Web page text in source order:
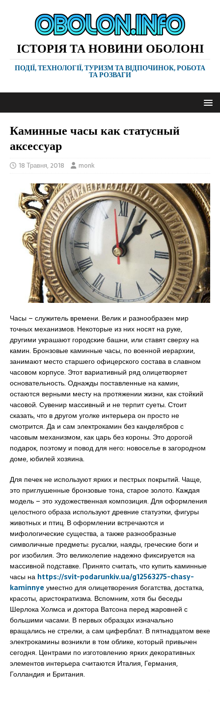
ІСТОРІЯ ТА НОВИНИ ОБОЛОНІ
ПОДІЇ, ТЕХНОЛОГІЇ, ТУРИЗМ ТА ВІДПОЧИНОК, РОБОТА
ТА РОЗВАГИ
Каминные часы как статусный
аксессуар
18 Травня, 2018 monk
Часы – служитель времени. Велик и разнообразен мир
точных механизмов. Некоторые из них носят на руке,
другими украшают городские башни, или ставят сверху на
камин. Бронзовые каминные часы, по военной иерархии,
занимают место старшего офицерского состава в славном
часовом корпусе. Этот вариативный ряд олицетворяет
основательность. Однажды поставленные на камин,
остаются верными месту на протяжении жизни, как стойкий
часовой. Сувенир массивный и не терпит суеты. Стоит
сказать, что в другом уголке интерьера он просто не
смотрится. Да и сам электрокамин без канделябров с
часовым механизмом, как царь без короны. Это дорогой
подарок, поэтому и повод для него: новоселье в загородном
доме, юбилей хозяина.
Для печек не используют ярких и пестрых покрытий. Чаще,
это приглушенные бронзовые тона, старое золото. Каждая
модель – это художественная композиция. Для оформления
целостного образа используют древние статуэтки, фигуры
животных и птиц. В оформлении встречаются и
мифологические существа, а также разнообразные
символичные предметы: русалки, наяды, греческие боги и
рог изобилия. Это великолепие надежно фиксируется на
массивной подставке. Принято считать, что купить каминные
часы на https://svit-podarunkiv.ua/g12563275-chasy-
kaminnye уместно для олицетворения богатства, достатка,
красоты, аристократизма. Вспомним, хотя бы беседы
Шерлока Холмса и доктора Ватсона перед жаровней с
большими часами. В первых образцах изначально
вращались не стрелки, а сам циферблат. В пятнадцатом веке
электрокамины возникли в том облике, который привычен
сегодня. Центрами по изготовлению ярких декоративных
элементов интерьера считаются Италия, Германия,
Голландия и Британия.